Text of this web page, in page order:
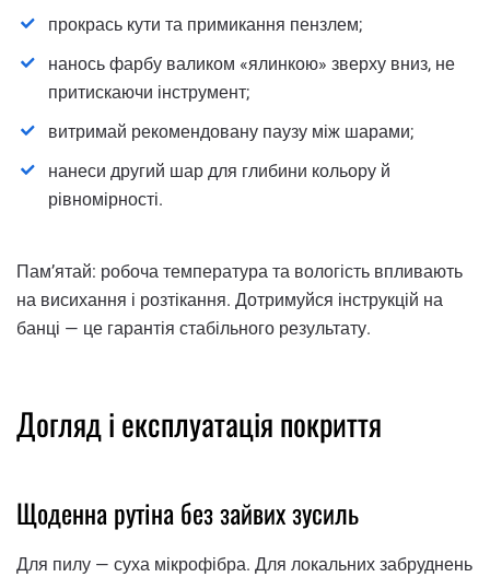
прокрась кути та примикання пензлем;
нанось фарбу валиком «ялинкою» зверху вниз, не
притискаючи інструмент;
витримай рекомендовану паузу між шарами;
нанеси другий шар для глибини кольору й
рівномірності.
Пам’ятай: робоча температура та вологість впливають
на висихання і розтікання. Дотримуйся інструкцій на
банці — це гарантія стабільного результату.
Догляд і експлуатація покриття
Щоденна рутіна без зайвих зусиль
Для пилу — суха мікрофібра. Для локальних забруднень